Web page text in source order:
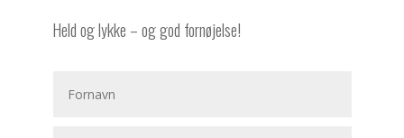
Held og lykke – og god fornøjelse!